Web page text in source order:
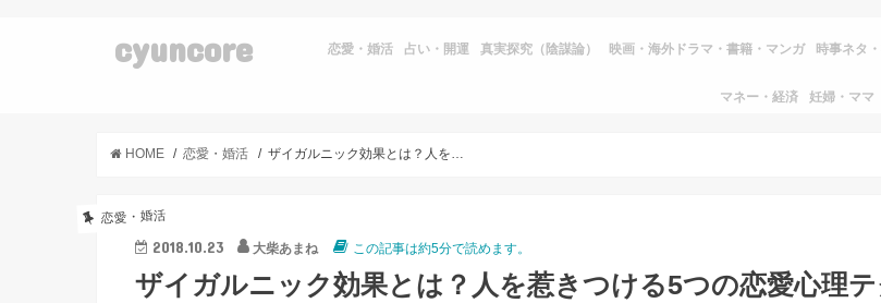
cyuncore 恋愛・婚活 占い・開運 真実探究（陰謀論） 映画・海外ドラマ・書籍・マンガ 時事ネタ
マネー・経済 妊婦・ママ
HOME 恋愛・婚活
恋愛・婚活
2018.10.23 大柴あまね この記事は約5分で読めます。
ザイガルニック効果とは？人を惹きつける5つの恋愛心理テ